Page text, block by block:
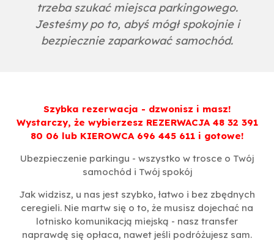
trzeba szukać miejsca parkingowego.
Jesteśmy po to, abyś mógł spokojnie i
bezpiecznie zaparkować samochód.
Szybka rezerwacja - dzwonisz i masz!
Wystarczy, że wybierzesz REZERWACJA 48 32 391
80 06 lub KIEROWCA 696 445 611 i gotowe!
Ubezpieczenie parkingu - wszystko w trosce o Twój
samochód i Twój spokój
Jak widzisz, u nas jest szybko, łatwo i bez zbędnych
ceregieli. Nie martw się o to, że musisz dojechać na
lotnisko komunikacją miejską - nasz transfer
naprawdę się opłaca, nawet jeśli podróżujesz sam.